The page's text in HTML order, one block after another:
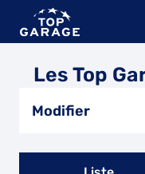
Les Top
Modifier